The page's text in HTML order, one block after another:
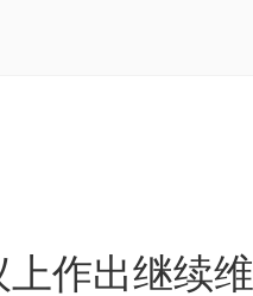
作出继续维